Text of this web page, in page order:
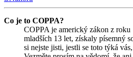
Co je to COPPA?
COPPA je americký zákon z
mladších 13 let, získaly písemný
si nejste jisti, jestli se toto týká